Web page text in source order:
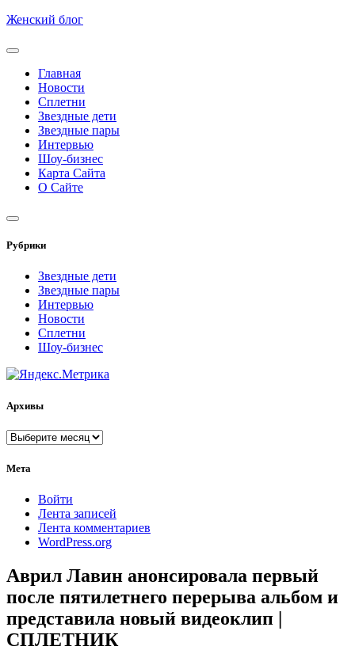
Skip
content
Женский блог
Главная
Новости
Сплетни
Звездные дети
Звездные пары
Интервью
Шоу-бизнес
Карта Сайта
О Сайте
Рубрики
Звездные дети
Звездные пары
Интервью
Новости
Сплетни
Шоу-бизнес
Архивы
Архивы
Мета
Войти
Лента записей
Лента комментариев
WordPress.org
Аврил Лавин анонсировала первый
после пятилетнего перерыва альбом и
представила новый видеоклип |
СПЛЕТНИК